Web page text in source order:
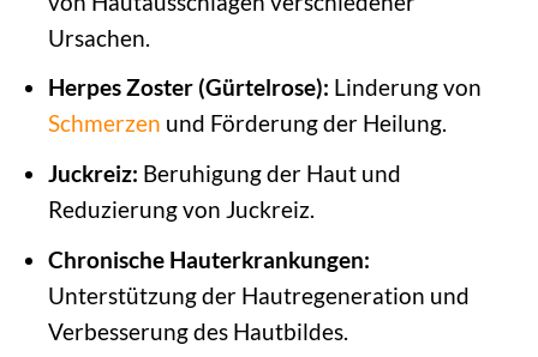
Ursachen.
Herpes Zoster (Gürtelrose): Linderung von
Schmerzen und Förderung der Heilung.
Juckreiz: Beruhigung der Haut und
Reduzierung von Juckreiz.
Chronische Hauterkrankungen:
Unterstützung der Hautregeneration und
Verbesserung des Hautbildes.